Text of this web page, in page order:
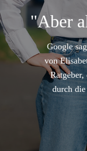
"Aber
Google
von
durch